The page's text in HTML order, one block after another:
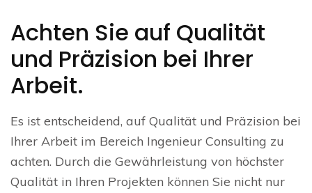
Achten Sie auf Qualität
und Präzision bei Ihrer
Arbeit.
Es ist entscheidend, auf Qualität und Präzision bei
Ihrer Arbeit im Bereich Ingenieur Consulting zu
achten. Durch die Gewährleistung von höchster
Qualität in Ihren Projekten können Sie nicht nur